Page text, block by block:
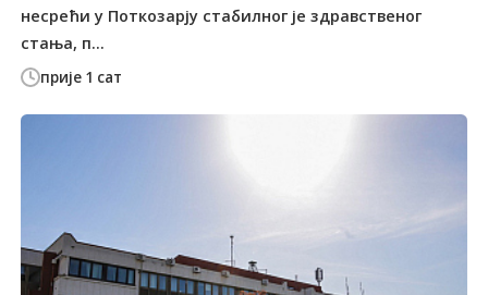
прије 1 сат
несрећи у Поткозарју стабилног је здравственог
стања, п...